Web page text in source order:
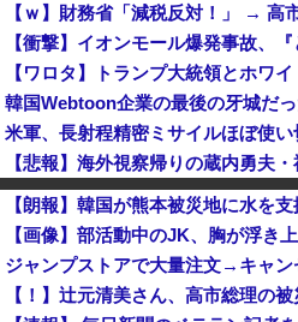
【画像】部活動中のJK、胸が